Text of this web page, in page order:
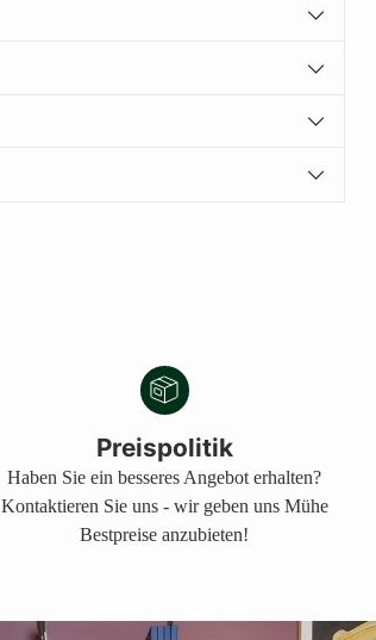
Preispolitik
Haben Sie ein besseres Angebot erhalten?
Kontaktieren Sie uns - wir geben uns Mühe
Bestpreise anzubieten!